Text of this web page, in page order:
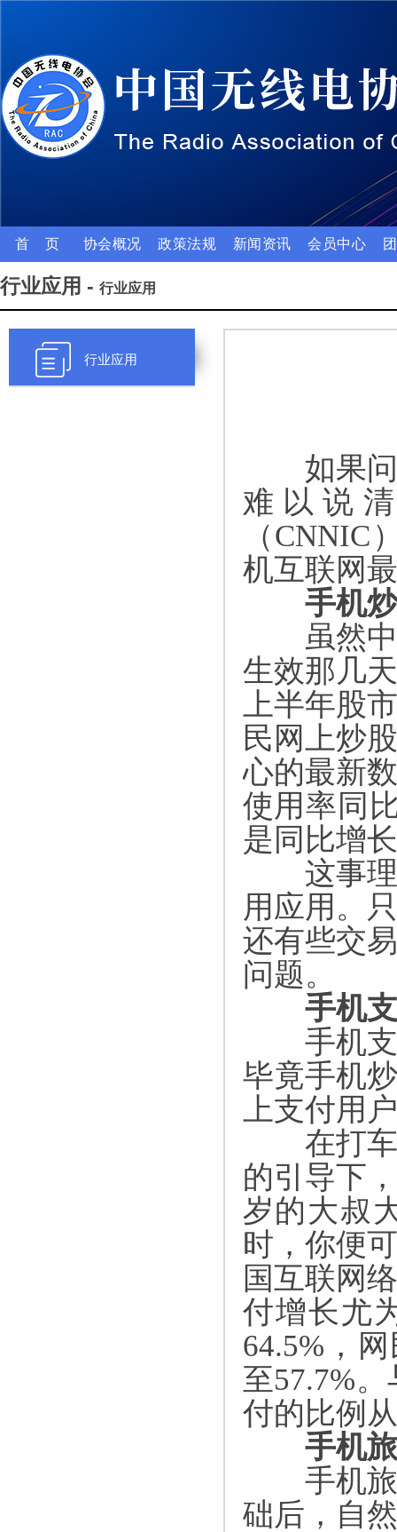
首 页 协会概况 政策法规 新闻资讯 会员中心
行业应用 - 行业应用
行业应用
如果问
难以说
（CNNIC
机互联网
手机炒
虽然中
生效那几
上半年股
民网上炒
心的最新
使用率同
是同比增长
这事理
用应用。
还有些交
问题。
手机支
手机支
毕竟手机
上支付用
在打车
的引导下
岁的大叔
时，你便
国互联网
付增长尤
64.5% ，
至57.7%。
付的比例从
手机旅
手机旅
础后，自